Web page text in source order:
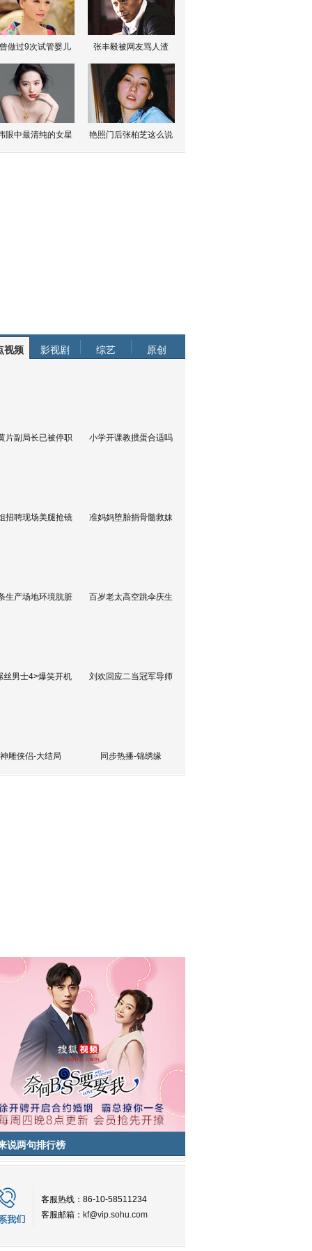
做过9次试管婴儿 张丰毅被网友骂人渣
眼中最清纯的女星 艳照门后张柏芝这么说
视频 影视剧 综艺 原创
片副局长已被停职 小学开课教掼蛋合适吗
招聘现场美腿抢镜 准妈妈堕胎捐骨髓救妹
生产场地环境肮脏 百岁老太高空跳伞庆生
丝男士4>爆笑开机 刘欢回应二当冠军导师
神雕侠侣-大结局 同步热播-锦绣缘
说两句排行榜
客服热线：86-10-58511234
客服邮箱： kf@vip.sohu.com